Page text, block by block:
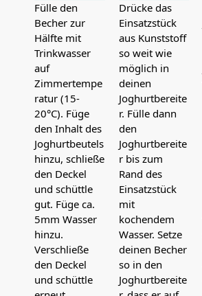
Fülle den
Becher zur
Hälfte mit
Trinkwasser
auf
Zimmertempe
ratur (15-
20°C). Füge
den Inhalt des
Joghurtbeutels
hinzu, schließe
den Deckel
und schüttle
gut. Füge ca.
5mm Wasser
hinzu.
Verschließe
den Deckel
und schüttle
Drücke das
Einsatzstück
aus Kunststoff
so weit wie
möglich in
deinen
Joghurtbereite
r. Fülle dann
den
Joghurtbereite
r bis zum
Rand des
Einsatzstück
mit
kochendem
Wasser. Setze
deinen Becher
so in den
Joghurtbereite